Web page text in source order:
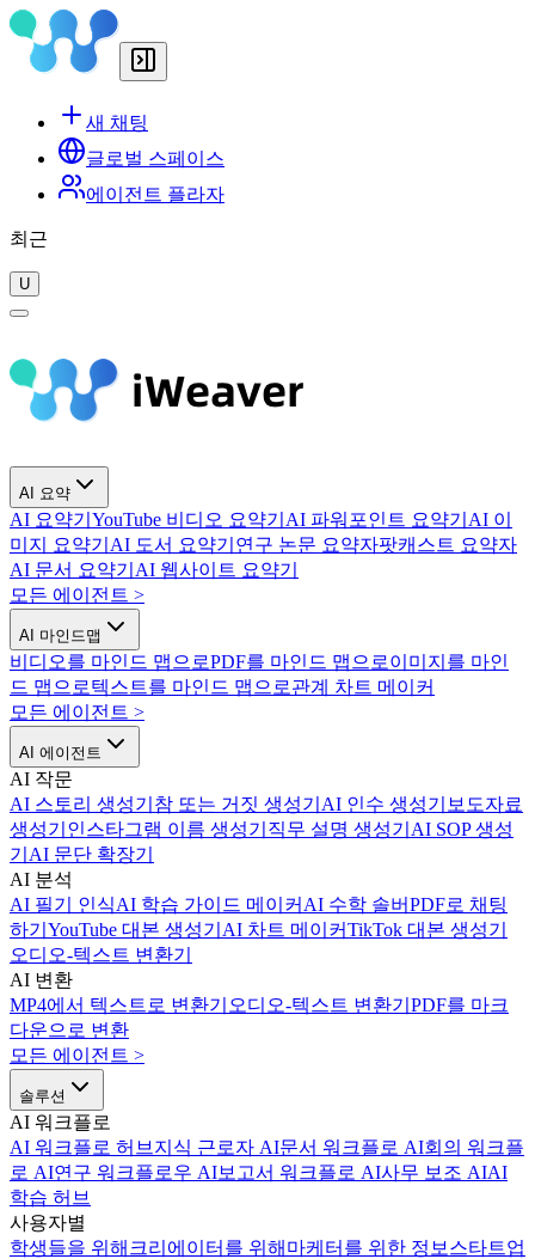
새 채팅
글로벌 스페이스
에이전트 플라자
최근
U
AI 요약
AI 요약기 YouTube 비디오 요약기 AI 파워포인트 요약기 AI 이
미지 요약기 AI 도서 요약기 연구 논문 요약자팟캐스트 요약자
AI 문서 요약기 AI 웹사이트 요약기
모든 에이전트 >
AI 마인드맵
비디오를 마인드 맵으로PDF를 마인드 맵으로이미지를 마인
드 맵으로텍스트를 마인드 맵으로관계 차트 메이커
모든 에이전트 >
AI 에이전트
AI 작문
AI 스토리 생성기 참 또는 거짓 생성기 AI 인수 생성기 보도자료
생성기 인스타그램 이름 생성기 직무 설명 생성기 AI SOP 생성
기 AI 문단 확장기
AI 분석
AI 필기 인식AI 학습 가이드 메이커 AI 수학 솔버PDF로 채팅
하기 YouTube 대본 생성기 AI 차트 메이커TikTok 대본 생성기
오디오-텍스트 변환기
AI 변환
MP4에서 텍스트로 변환기 오디오-텍스트 변환기 PDF를 마크
다운으로 변환
모든 에이전트 >
솔루션
AI 워크플로
AI 워크플로 허브 지식 근로자 AI문서 워크플로 AI회의 워크플
로 AI연구 워크플로우 AI보고서 워크플로 AI사무 보조 AIAI
학습 허브
사용자별
학생들을 위해 크리에이터를 위해 마케터를 위한 정보 스타트업